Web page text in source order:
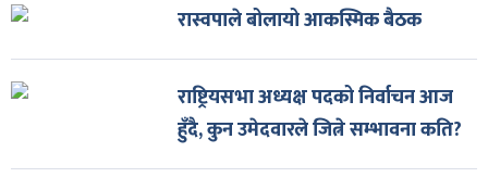
रास्वपाले बोलायो आकस्मिक बैठक
राष्ट्रियसभा अध्यक्ष पदको निर्वाचन आज
हुँदै, कुन उमेदवारले जित्ने सम्भावना कति?